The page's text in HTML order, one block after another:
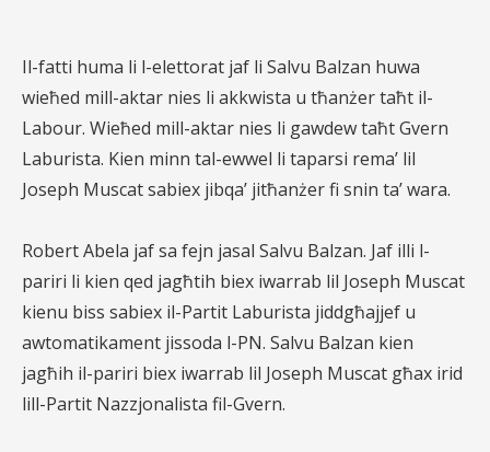
Il-fatti huma li l-elettorat jaf li Salvu Balzan huwa
wieħed mill-aktar nies li akkwista u tħanżer taħt il-
Labour. Wieħed mill-aktar nies li gawdew taħt Gvern
Laburista. Kien minn tal-ewwel li taparsi rema’ lil
Joseph Muscat sabiex jibqa’ jitħanżer fi snin ta’ wara.
Robert Abela jaf sa fejn jasal Salvu Balzan. Jaf illi l-
pariri li kien qed jagħtih biex iwarrab lil Joseph Muscat
kienu biss sabiex il-Partit Laburista jiddgħajjef u
awtomatikament jissoda l-PN. Salvu Balzan kien
jagħih il-pariri biex iwarrab lil Joseph Muscat għax irid
lill-Partit Nazzjonalista fil-Gvern.